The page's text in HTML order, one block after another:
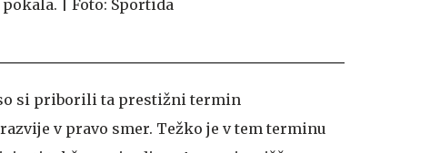
si priborili ta prestižni termin
v pravo smer. Težko je v tem terminu